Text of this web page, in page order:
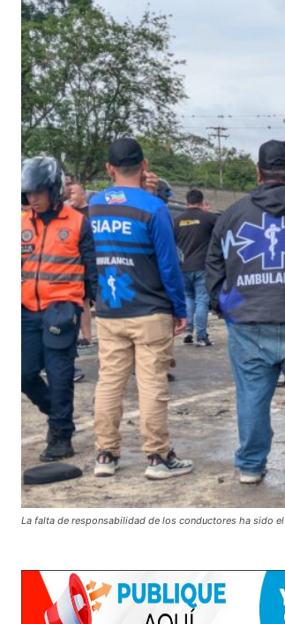
La falta de responsabilidad de los conductores ha sido